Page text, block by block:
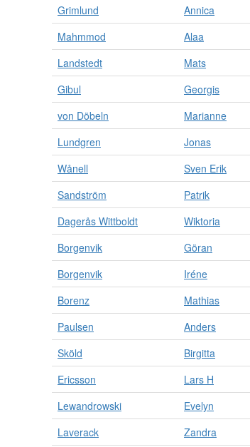
Grimlund
Annica
Mahmmod
Alaa
Landstedt
Mats
Gibul
Georgis
von Döbeln
Marianne
Lundgren
Jonas
Wånell
Sven Erik
Sandström
Patrik
Dagerås Wittboldt
Wiktoria
Borgenvik
Göran
Borgenvik
Iréne
Borenz
Mathias
Paulsen
Anders
Sköld
Birgitta
Ericsson
Lars H
Lewandrowski
Evelyn
Laverack
Zandra